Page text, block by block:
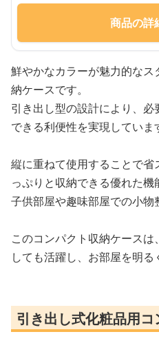
商品の詳
鮮やかなカラーが魅力的な
納ケースです。
引き出し型の設計により、
できる利便性を実現していま
縦に重ねて使用することで
っぷりと収納できる優れた機
子供部屋や趣味部屋での小物
このコンパクト収納ケース
しても活躍し、お部屋を明る
引き出し式化粧品用